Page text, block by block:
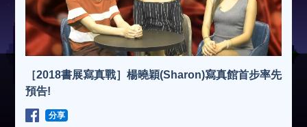
［2018書展寫真戰］楊曉穎(Sharon)寫真館首步率先
預告!
分享